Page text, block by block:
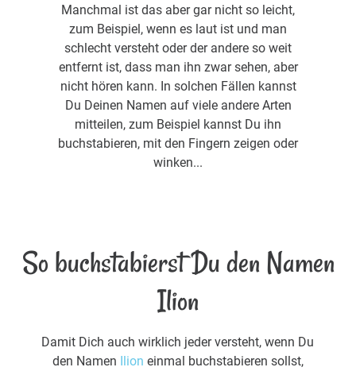
Manchmal ist das aber gar nicht so leicht,
zum Beispiel, wenn es laut ist und man
schlecht versteht oder der andere so weit
entfernt ist, dass man ihn zwar sehen, aber
nicht hören kann. In solchen Fällen kannst
Du Deinen Namen auf viele andere Arten
mitteilen, zum Beispiel kannst Du ihn
buchstabieren, mit den Fingern zeigen oder
winken...
So buchstabierst Du den Namen
Ilion
Damit Dich auch wirklich jeder versteht, wenn Du
den Namen Ilion einmal buchstabieren sollst,